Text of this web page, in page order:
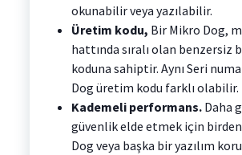
okunabilir veya yazılabilir.
Üretim kodu, Bir Mikro Dog,
hattında sıralı olan benzersiz
koduna sahiptir. Aynı Seri
Dog üretim kodu farklı olabilir.
Kademeli performans.Daha
güvenlik elde etmek için
Dog veya başka bir yazılım